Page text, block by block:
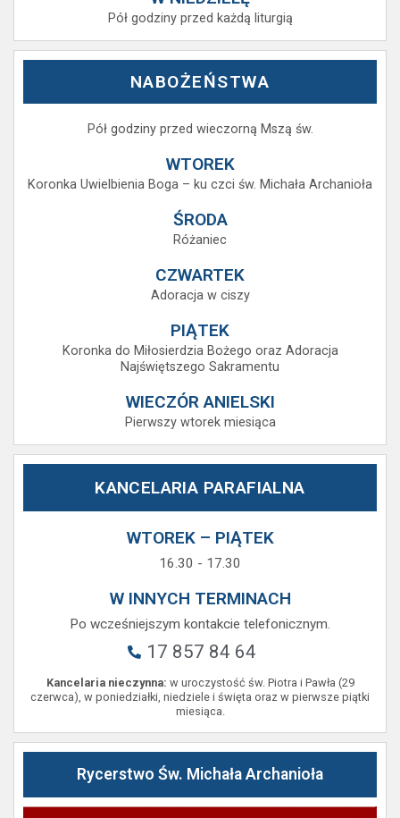
Pół godziny przed każdą liturgią
NABOŻEŃSTWA
Pół godziny przed wieczorną Mszą św.
WTOREK
Koronka Uwielbienia Boga – ku czci św. Michała Archanioła
ŚRODA
Różaniec
CZWARTEK
Adoracja w ciszy
PIĄTEK
Koronka do Miłosierdzia Bożego oraz Adoracja
Najświętszego Sakramentu
WIECZÓR ANIELSKI
Pierwszy wtorek miesiąca
KANCELARIA PARAFIALNA
WTOREK – PIĄTEK
16.30 - 17.30
W INNYCH TERMINACH
Po wcześniejszym kontakcie telefonicznym.
17 857 84 64
Kancelaria nieczynna: w uroczystość św. Piotra i Pawła (29
czerwca), w poniedziałki, niedziele i święta oraz w pierwsze piątki
miesiąca.
Rycerstwo Św. Michała Archanioła